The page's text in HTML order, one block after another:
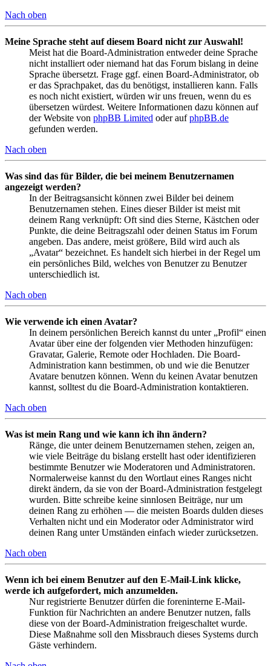
Nach oben
Meine Sprache steht auf diesem Board nicht zur Auswahl!
Meist hat die Board-Administration entweder deine Sprache
nicht installiert oder niemand hat das Forum bislang in deine
Sprache übersetzt. Frage ggf. einen Board-Administrator, ob
er das Sprachpaket, das du benötigst, installieren kann. Falls
es noch nicht existiert, würden wir uns freuen, wenn du es
übersetzen würdest. Weitere Informationen dazu können auf
der Website von phpBB Limited oder aufphpBB.de
gefunden werden.
Nach oben
Was sind das für Bilder, die bei meinem Benutzernamen
angezeigt werden?
In der Beitragsansicht können zwei Bilder bei deinem
Benutzernamen stehen. Eines dieser Bilder ist meist mit
deinem Rang verknüpft: Oft sind dies Sterne, Kästchen oder
Punkte, die deine Beitragszahl oder deinen Status im Forum
angeben. Das andere, meist größere, Bild wird auch als
„Avatar“ bezeichnet. Es handelt sich hierbei in der Regel um
ein persönliches Bild, welches von Benutzer zu Benutzer
unterschiedlich ist.
Nach oben
Wie verwende ich einen Avatar?
In deinem persönlichen Bereich kannst du unter „Profil“ einen
Avatar über eine der folgenden vier Methoden hinzufügen:
Gravatar, Galerie, Remote oder Hochladen. Die Board-
Administration kann bestimmen, ob und wie die Benutzer
Avatare benutzen können. Wenn du keinen Avatar benutzen
kannst, solltest du die Board-Administration kontaktieren.
Nach oben
Was ist mein Rang und wie kann ich ihn ändern?
Ränge, die unter deinem Benutzernamen stehen, zeigen an,
wie viele Beiträge du bislang erstellt hast oder identifizieren
bestimmte Benutzer wie Moderatoren und Administratoren.
Normalerweise kannst du den Wortlaut eines Ranges nicht
direkt ändern, da sie von der Board-Administration festgelegt
wurden. Bitte schreibe keine sinnlosen Beiträge, nur um
deinen Rang zu erhöhen — die meisten Boards dulden dieses
Verhalten nicht und ein Moderator oder Administrator wird
deinen Rang unter Umständen einfach wieder zurücksetzen.
Nach oben
Wenn ich bei einem Benutzer auf den E-Mail-Link klicke,
werde ich aufgefordert, mich anzumelden.
Nur registrierte Benutzer dürfen die foreninterne E-Mail-
Funktion für Nachrichten an andere Benutzer nutzen, falls
diese von der Board-Administration freigeschaltet wurde.
Diese Maßnahme soll den Missbrauch dieses Systems durch
Gäste verhindern.